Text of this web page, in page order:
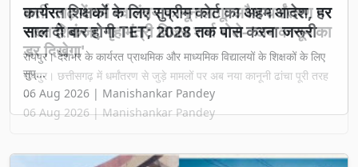
छत्तीसगढ़ में धर्म स्वातंत्र्य कानून लागू: अवैध धर्मांतरण पर
सख्त शिकंजा, गृह मंत्री विजय शर्मा बोले- 'अब कानून का
डर दिखेगा'
रायपुर। छत्तीसगढ़ में धर्मांतरण से जुड़े मामलों पर अब नया कानूनी ढांचा पूरी तरह
...
06 Aug 2026 | Manishankar Pandey